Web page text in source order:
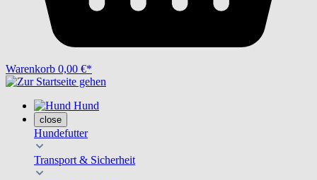
Warenkorb 0,00 €*
Hund
close
Hundefutter
Transport & Sicherheit